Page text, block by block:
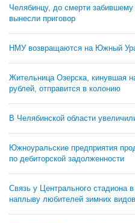
Челябинцу, до смерти забившему
вынесли приговор
НМУ возвращаются на Южный
Жительница Озерска, кинувшая
рублей, отправится в колонию
В Челябинской области
Южноуральские предприятия
по дебиторской задолженности
Связь у Центрального стадиона
наплыву любителей зимних